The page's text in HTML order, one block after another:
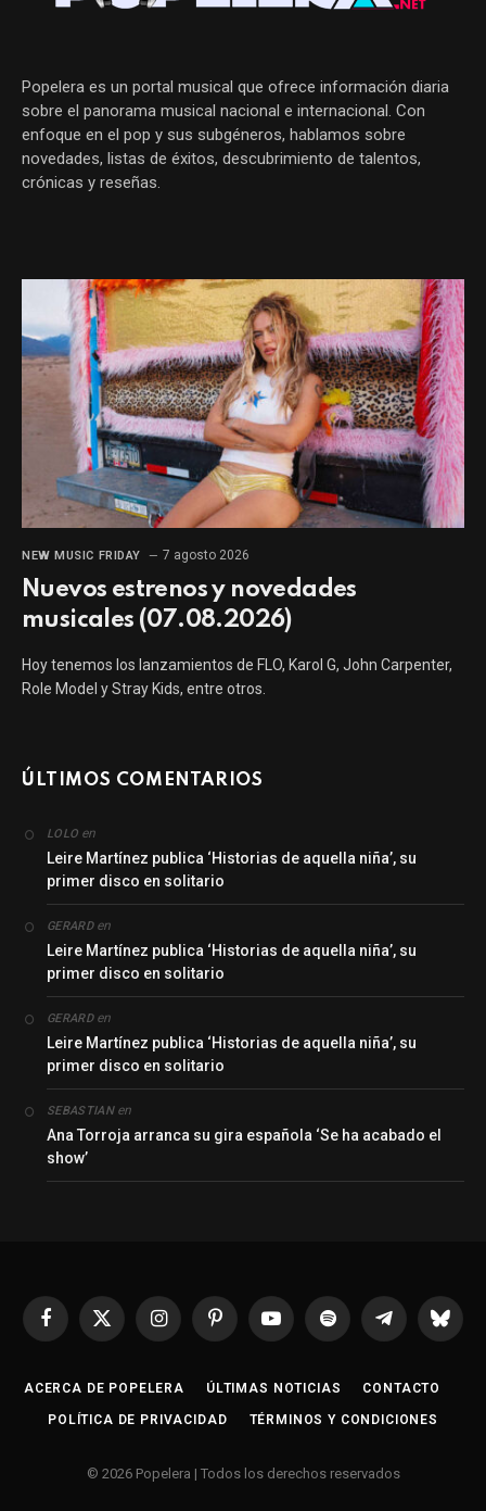
Popelera es un portal musical que ofrece información diaria
sobre el panorama musical nacional e internacional. Con
enfoque en el pop y sus subgéneros, hablamos sobre
novedades, listas de éxitos, descubrimiento de talentos,
crónicas y reseñas.
NEW MUSIC FRIDAY 7 agosto 2026
Nuevos estrenos y novedades
musicales (07.08.2026)
Hoy tenemos los lanzamientos de FLO, Karol G, John Carpenter,
Role Model y Stray Kids, entre otros.
ÚLTIMOS COMENTARIOS
LOLO en
Leire Martínez publica ‘Historias de aquella niña’, su
primer disco en solitario
GERARDen
Leire Martínez publica ‘Historias de aquella niña’, su
primer disco en solitario
GERARDen
Leire Martínez publica ‘Historias de aquella niña’, su
primer disco en solitario
SEBASTIANen
Ana Torroja arranca su gira española ‘Se ha acabado el
show’
Facebook
X
InstagramPinterestYouTubeSpotify Telegrama
ACERCA DE POPELERA ÚLTIMAS NOTICIAS CONTACTO
POLÍTICA DE PRIVACIDAD TÉRMINOS Y CONDICIONES
© 2026 Popelera | Todos los derechos reservados